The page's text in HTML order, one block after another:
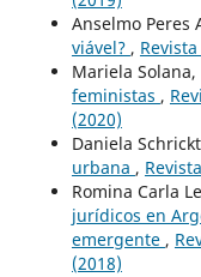
Anselmo Peres
viável? ,
Mariela Solana,
feministas ,
(2020)
Daniela
urbana ,
Romina Carla
jurídicos en
emergente ,
(2018)